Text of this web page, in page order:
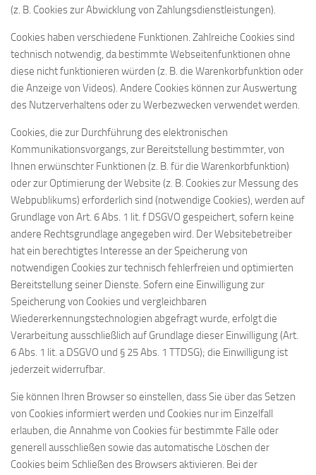
(z. B. Cookies zur Abwicklung von Zahlungsdienstleistungen).
Cookies haben verschiedene Funktionen. Zahlreiche Cookies sind
technisch notwendig, da bestimmte Webseitenfunktionen ohne
diese nicht funktionieren würden (z. B. die Warenkorbfunktion oder
die Anzeige von Videos). Andere Cookies können zur Auswertung
des Nutzerverhaltens oder zu Werbezwecken verwendet werden.
Cookies, die zur Durchführung des elektronischen
Kommunikationsvorgangs, zur Bereitstellung bestimmter, von
Ihnen erwünschter Funktionen (z. B. für die Warenkorbfunktion)
oder zur Optimierung der Website (z. B. Cookies zur Messung des
Webpublikums) erforderlich sind (notwendige Cookies), werden auf
Grundlage von Art. 6 Abs. 1 lit. f DSGVO gespeichert, sofern keine
andere Rechtsgrundlage angegeben wird. Der Websitebetreiber
hat ein berechtigtes Interesse an der Speicherung von
notwendigen Cookies zur technisch fehlerfreien und optimierten
Bereitstellung seiner Dienste. Sofern eine Einwilligung zur
Speicherung von Cookies und vergleichbaren
Wiedererkennungstechnologien abgefragt wurde, erfolgt die
Verarbeitung ausschließlich auf Grundlage dieser Einwilligung (Art.
6 Abs. 1 lit. a DSGVO und § 25 Abs. 1 TTDSG); die Einwilligung ist
jederzeit widerrufbar.
Sie können Ihren Browser so einstellen, dass Sie über das Setzen
von Cookies informiert werden und Cookies nur im Einzelfall
erlauben, die Annahme von Cookies für bestimmte Fälle oder
generell ausschließen sowie das automatische Löschen der
Cookies beim Schließen des Browsers aktivieren. Bei der